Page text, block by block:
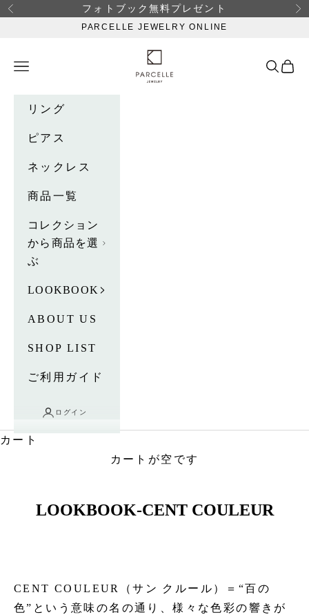
コンテンツへスキップ
前へ フォトブック無料プレゼント 次
PARCELLE JEWELRY ONLINE
PARCELLE JEWELRY
メニュー
検索カー
リング
ピアス
ネックレス
商品一覧
コレクション
から商品を選
ぶ
LOOKBOOK
ABOUT US
SHOP LIST
ご利用ガイド
ログイン
カート
カートが空です
LOOKBOOK-CENT COULEUR
CENT COULEUR（サン クルール）＝“百の
色”という意味の名の通り、様々な色彩の響きが